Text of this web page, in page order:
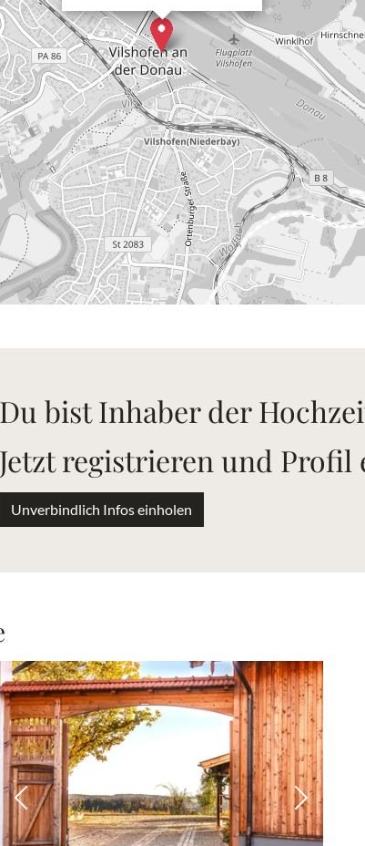
Du bist Inhaber der
Jetzt registrieren und Profil
Unverbindlich Infos einholen
Bild
Vorheriges Bild